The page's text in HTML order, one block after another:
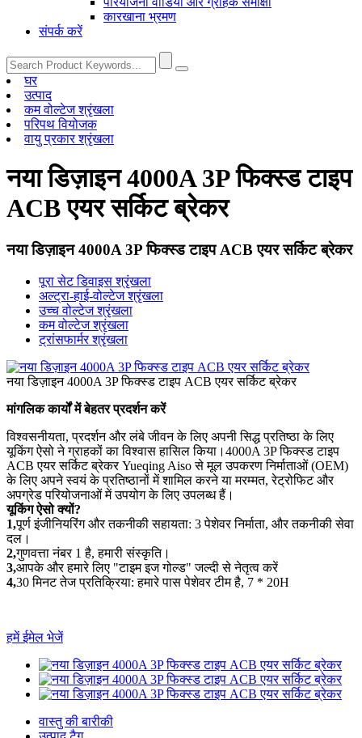
कारखाना भ्रमण
संपर्क करें
घर
उत्पाद
कम वोल्टेज श्रृंखला
परिपथ वियोजक
वायु प्रकार श्रृंखला
नया डिज़ाइन 4000A 3P फिक्स्ड टाइप
ACB एयर सर्किट ब्रेकर
नया डिज़ाइन 4000A 3P फिक्स्ड टाइप ACB एयर सर्किट ब्रेकर
पूरा सेट डिवाइस श्रृंखला
अल्ट्रा-हाई-वोल्टेज श्रृंखला
उच्च वोल्टेज श्रृंखला
कम वोल्टेज श्रृंखला
ट्रांसफार्मर श्रृंखला
नया डिज़ाइन 4000A 3P फिक्स्ड टाइप ACB एयर सर्किट ब्रेकर
मांगलिक कार्यों में बेहतर प्रदर्शन करें
विश्वसनीयता, प्रदर्शन और लंबे जीवन के लिए अपनी सिद्ध प्रतिष्ठा के लिए
यूकिंग ऐसो ने ग्राहकों का विश्वास हासिल किया।4000A 3P फिक्स्ड टाइप
ACB एयर सर्किट ब्रेकर Yueqing Aiso से मूल उपकरण निर्माताओं (OEM)
के लिए अपने स्वयं के प्रतिष्ठानों में शामिल करने या मरम्मत, रेट्रोफिट और
अपग्रेड परियोजनाओं में उपयोग के लिए उपलब्ध हैं।
यूकिंग ऐसो क्यों?
1,पूर्ण इंजीनियरिंग और तकनीकी सहायता: 3 पेशेवर निर्माता, और तकनीकी सेवा
दल।
2,गुणवत्ता नंबर 1 है, हमारी संस्कृति।
3,आपके और हमारे लिए "टाइम इज गोल्ड" जल्दी से नेतृत्व करें
4,30 मिनट तेज प्रतिक्रिया: हमारे पास पेशेवर टीम है, 7 * 20H
हमें ईमेल भेजें
वास्तु की बारीकी